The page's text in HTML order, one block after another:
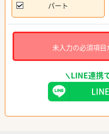
パート
未入力の必須項目
LINE連携